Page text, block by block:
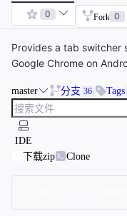
0 Fork 0
Provides a tab switcher
Google Chrome on
master 分支 36 Tags
IDE
下载zip
Clone